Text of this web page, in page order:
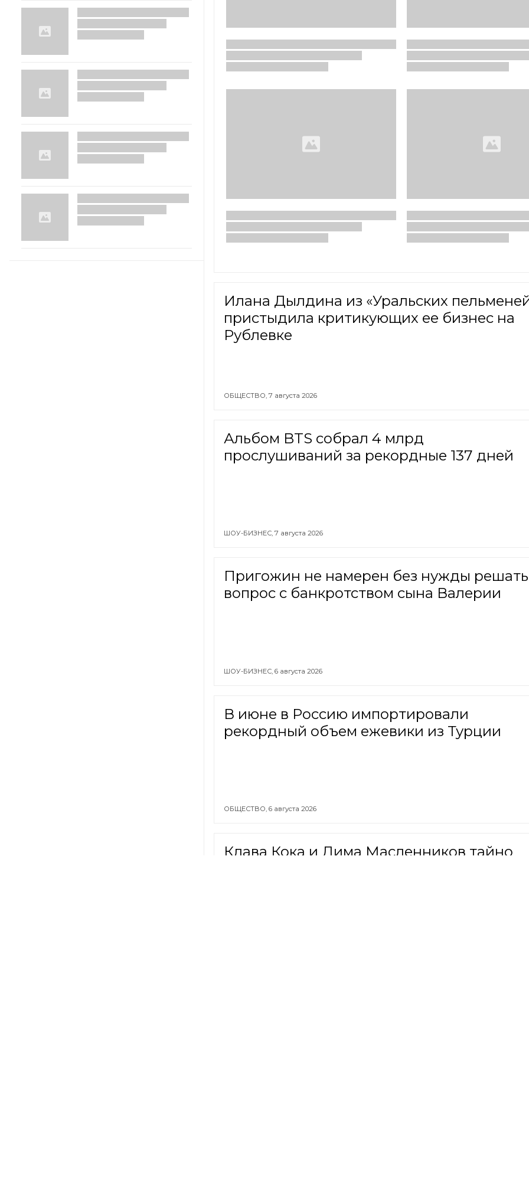
Илана Дылдина из «Уральских
пристыдила критикующих ее бизнес на
Рублевке
ОБЩЕСТВО, 7 августа 2026
Альбом BTS собрал 4 млрд
прослушиваний за рекордные 137 дней
ШОУ-БИЗНЕС, 7 августа 2026
Пригожин не намерен без нужды решать
вопрос с банкротством сына Валерии
ШОУ-БИЗНЕС, 6 августа 2026
В июне в Россию импортировали
рекордный объем ежевики из Турции
ОБЩЕСТВО, 6 августа 2026
Клава Кока и Дима Масленников тайно